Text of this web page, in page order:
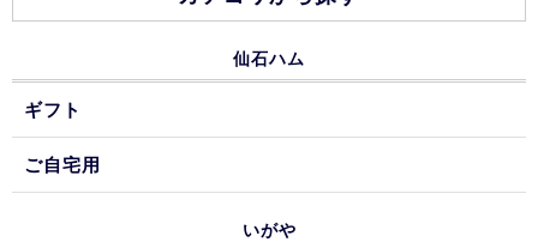
仙石ハム
ギフト
ご自宅用
いがや